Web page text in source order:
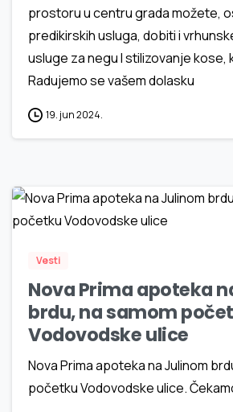
prostoru u centru grada možete,
predikirskih usluga, dobiti i
usluge za negu I stilizovanje kose,
Radujemo se vašem dolasku
19. jun 2024.
Vesti
Nova Prima apoteka
brdu, na samom
Vodovodske ulice
Nova Prima apoteka na Julinom
početku Vodovodske ulice.